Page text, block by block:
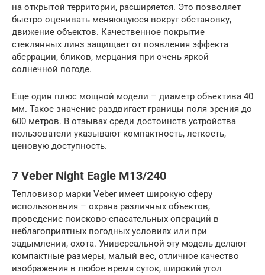
на открытой территории, расширяется. Это позволяет
быстро оценивать меняющуюся вокруг обстановку,
движение объектов. Качественное покрытие
стеклянных линз защищает от появления эффекта
аберрации, бликов, мерцания при очень яркой
солнечной погоде.
Еще один плюс мощной модели – диаметр объектива 40
мм. Такое значение раздвигает границы поля зрения до
600 метров. В отзывах среди достоинств устройства
пользователи указывают компактность, легкость,
ценовую доступность.
7 Veber Night Eagle M13/240
Тепловизор марки Veber имеет широкую сферу
использования – охрана различных объектов,
проведение поисково-спасательных операций в
неблагоприятных погодных условиях или при
задымлении, охота. Универсальной эту модель делают
компактные размеры, малый вес, отличное качество
изображения в любое время суток, широкий угол